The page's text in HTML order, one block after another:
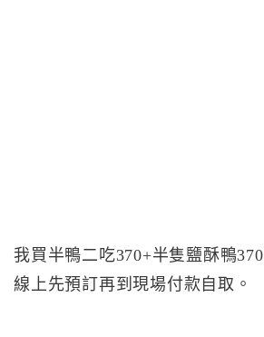
我買半鴨二吃370+半隻鹽酥鴨
線上先預訂再到現場付款自取。